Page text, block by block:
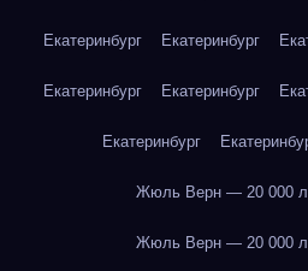
Екатеринбург Екатеринбург
Екатеринбург Екатеринбург
Екатеринбург
Жюль Верн — 20 000
Жюль Верн — 20 000